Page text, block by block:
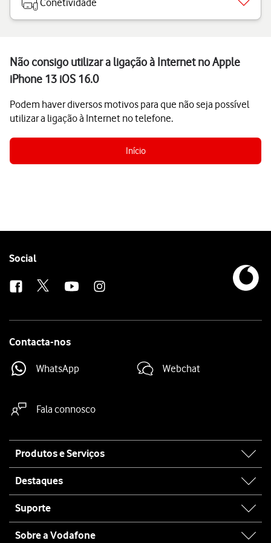
Conetividade
Não consigo utilizar a ligação à Internet no Apple
iPhone 13 iOS 16.0
Podem haver diversos motivos para que não seja possível
utilizar a ligação à Internet no telefone.
Início
Follow
Social
Contacta-nos
WhatsApp Webchat
Fala connosco
map
Produtos e Serviços
Destaques
Suporte
Sobre a Vodafone